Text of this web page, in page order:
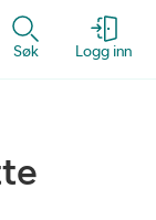
Søk Logg inn